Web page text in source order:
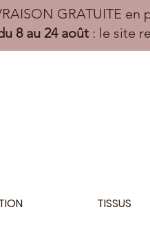
GRATUITE
8 au 24 août: le site
TISSUS